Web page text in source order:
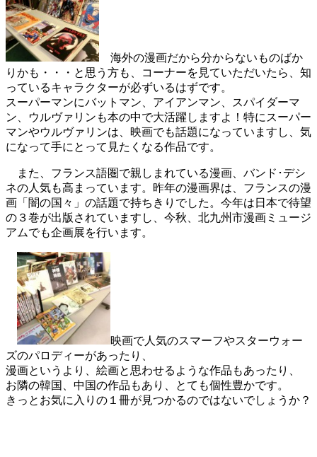
海外の漫画だから分からないものばか
りかも・・・と思う方も、コーナーを見ていただいたら、知
っているキャラクターが必ずいるはずです。
スーパーマンにバットマン、アイアンマン、スパイダーマ
ン、ウルヴァリンも本の中で大活躍しますよ！特にスーパー
マンやウルヴァリンは、映画でも話題になっていますし、気
になって手にとって見たくなる作品です。
また、フランス語圏で親しまれている漫画、バンド･デシ
ネの人気も高まっています。昨年の漫画界は、フランスの漫
画「闇の国々」の話題で持ちきりでした。今年は日本で待望
の３巻が出版されていますし、今秋、北九州市漫画ミュージ
アムでも企画展を行います。
映画で人気のスマーフやスターウォー
ズのパロディーがあったり、
漫画というより、絵画と思わせるような作品もあったり、
お隣の韓国、中国の作品もあり、とても個性豊かです。
きっとお気に入りの１冊が見つかるのではないでしょうか？